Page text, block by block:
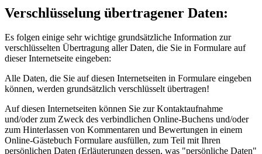
Verschlüsselung übertragener Daten:
Es folgen einige sehr wichtige grundsätzliche Information zur
verschlüsselten Übertragung aller Daten, die Sie in Formulare auf
dieser Internetseite eingeben:
Alle Daten, die Sie auf diesen Internetseiten in Formulare eingeben
können, werden grundsätzlich verschlüsselt übertragen!
Auf diesen Internetseiten können Sie zur Kontaktaufnahme
und/oder zum Zweck des verbindlichen Online-Buchens und/oder
zum Hinterlassen von Kommentaren und Bewertungen in einem
Online-Gästebuch Formulare ausfüllen, zum Teil mit Ihren
persönlichen Daten (Erläuterungen dessen, was "persönliche Daten"